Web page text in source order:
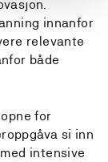
innanfor
relevante
både
for
si inn
intensive